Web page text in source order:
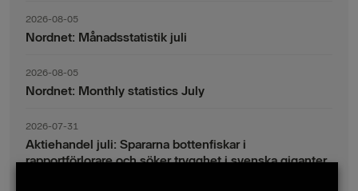
2026-08-05
Nordnet: Månadsstatistik juli
2026-08-05
Nordnet: Monthly statistics July
2026-07-31
Aktiehandel juli: Spararna bottenfiskar i
rapportförlorare och söker trygghet i svenska giganter